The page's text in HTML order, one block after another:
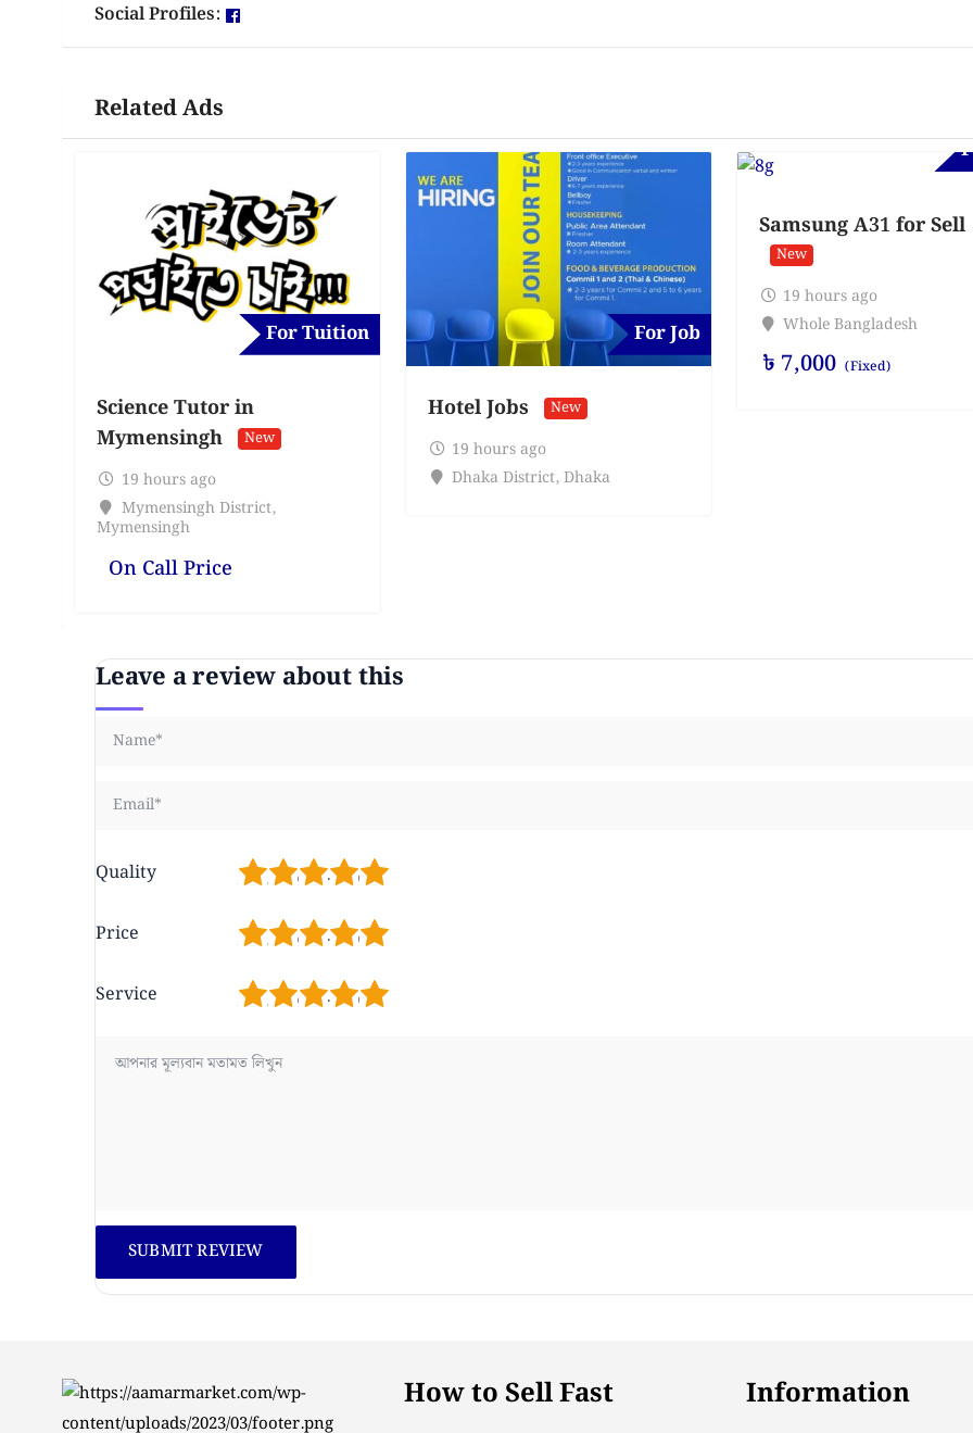
Social Profiles:
Related Ads
For Tuition
Science Tutor in
Mymensingh
New
19 hours ago
Mymensingh District,
Mymensingh
On Call Price
For Job
Hotel Jobs New
19 hours ago
Dhaka District, Dhaka
Samsung A31 for Sell
New
19 hours ago
Whole Bangladesh
৳ 7,000 (Fixed)
Leave a review about this
Quality 5
4
3
2
Price 5
4
3
2
Service 5
4
3
2
How to Sell Fast Information